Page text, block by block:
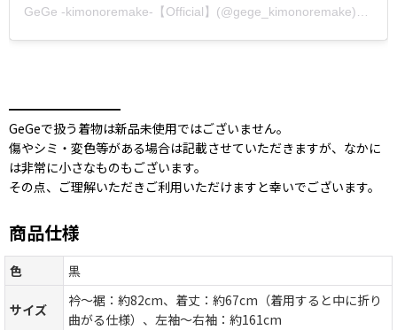
━━━━━━━━━
GeGeで扱う着物は新品未使用ではございません。
傷やシミ・変色等がある場合は記載させていただきますが、なかに
は非常に小さなものもございます。
その点、ご理解いただきご利用いただけますと幸いでございます。
商品仕様
色 黒
サイズ
衿〜裾：約82cm、着丈：約67cm（着用すると中に折り
曲がる仕様）、左袖〜右袖：約161cm